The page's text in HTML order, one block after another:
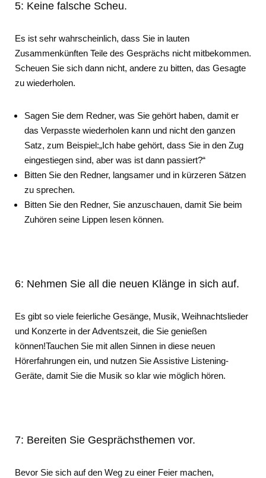
5: Keine falsche Scheu.
Es ist sehr wahrscheinlich, dass Sie in lauten
Zusammenkünften Teile des Gesprächs nicht mitbekommen.
Scheuen Sie sich dann nicht, andere zu bitten, das Gesagte
zu wiederholen.
Sagen Sie dem Redner, was Sie gehört haben, damit er
das Verpasste wiederholen kann und nicht den ganzen
Satz, zum Beispiel:„Ich habe gehört, dass Sie in den Zug
eingestiegen sind, aber was ist dann passiert?“
Bitten Sie den Redner, langsamer und in kürzeren Sätzen
zu sprechen.
Bitten Sie den Redner, Sie anzuschauen, damit Sie beim
Zuhören seine Lippen lesen können.
6: Nehmen Sie all die neuen Klänge in sich auf.
Es gibt so viele feierliche Gesänge, Musik, Weihnachtslieder
und Konzerte in der Adventszeit, die Sie genießen
können!Tauchen Sie mit allen Sinnen in diese neuen
Hörerfahrungen ein, und nutzen Sie Assistive Listening-
Geräte, damit Sie die Musik so klar wie möglich hören.
7: Bereiten Sie Gesprächsthemen vor.
Bevor Sie sich auf den Weg zu einer Feier machen,